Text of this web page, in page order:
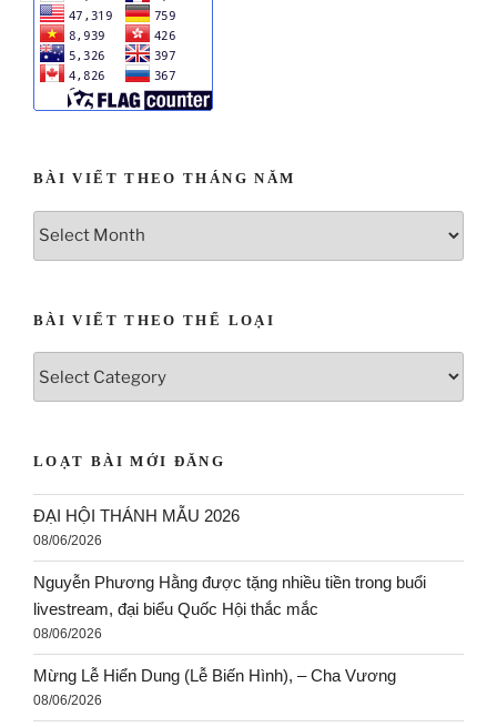
BÀI VIẾT THEO THÁNG NĂM
BÀI VIẾT THEO THỂ LOẠI
LOẠT BÀI MỚI ĐĂNG
ĐẠI HỘI THÁNH MẪU 2026
08/06/2026
Nguyễn Phương Hằng được tặng nhiều tiền trong buổi
livestream, đại biểu Quốc Hội thắc mắc
08/06/2026
Mừng Lễ Hiển Dung (Lễ Biến Hình), – Cha Vương
08/06/2026